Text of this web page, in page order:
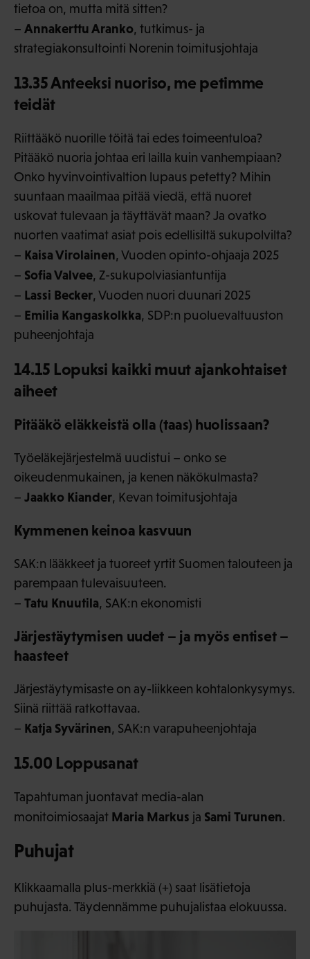
tietoa on, mutta mitä sitten?
– Annakerttu Aranko, tutkimus- ja
strategiakonsultointi Norenin toimitusjohtaja
13.35 Anteeksi nuoriso, me petimme
teidät
Riittääkö nuorille töitä tai edes toimeentuloa?
Pitääkö nuoria johtaa eri lailla kuin vanhempiaan?
Onko hyvinvointivaltion lupaus petetty? Mihin
suuntaan maailmaa pitää viedä, että nuoret
uskovat tulevaan ja täyttävät maan? Ja ovatko
nuorten vaatimat asiat pois edellisiltä sukupolvilta?
– Kaisa Virolainen, Vuoden opinto-ohjaaja 2025
– Sofia Valvee, Z-sukupolviasiantuntija
– Lassi Becker, Vuoden nuori duunari 2025
– Emilia Kangaskolkka, SDP:n puoluevaltuuston
puheenjohtaja
14.15 Lopuksi kaikki muut ajankohtaiset
aiheet
Pitääkö eläkkeistä olla (taas) huolissaan?
Työeläkejärjestelmä uudistui – onko se
oikeudenmukainen, ja kenen näkökulmasta?
– Jaakko Kiander, Kevan toimitusjohtaja
Kymmenen keinoa kasvuun
SAK:n lääkkeet ja tuoreet yrtit Suomen talouteen ja
parempaan tulevaisuuteen.
– Tatu Knuutila, SAK:n ekonomisti
Järjestäytymisen uudet – ja myös entiset –
haasteet
Järjestäytymisaste on ay-liikkeen kohtalonkysymys.
Siinä riittää ratkottavaa.
– Katja Syvärinen, SAK:n varapuheenjohtaja
15.00 Loppusanat
Tapahtuman juontavat media-alan
monitoimiosaajat Maria Markus ja Sami Turunen.
Puhujat
Klikkaamalla plus-merkkiä (+) saat lisätietoja
puhujasta. Täydennämme puhujalistaa elokuussa.